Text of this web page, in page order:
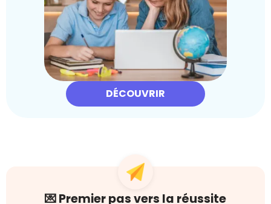
DÉCOUVRIR
💌 Premier pas vers la réussite